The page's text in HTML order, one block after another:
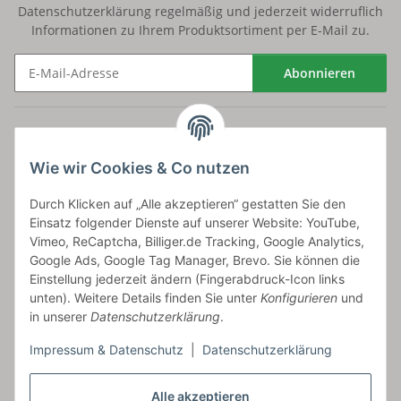
Alle akzeptieren
Wie wir Cookies & Co nutzen
Durch Klicken auf „Alle akzeptieren“ gestatten Sie den
Einsatz folgender Dienste auf unserer Website: YouTube,
Vimeo, ReCaptcha, Billiger.de Tracking, Google Analytics,
Google Ads, Google Tag Manager, Brevo. Sie können die
Einstellung jederzeit ändern (Fingerabdruck-Icon links
unten). Weitere Details finden Sie unter Konfigurieren und
in unserer Datenschutzerklärung.
Impressum & Datenschutz Datenschutzerklärung
Datenschutzerklärung regelmäßig und jederzeit widerruflich
Informationen zu Ihrem Produktsortiment per E-Mail zu.
Abonnieren
Artikelinformationen
Frieslandstr. 44 | 26446 Reepsholt
Fon 04468-9479855-0 | Fax -9